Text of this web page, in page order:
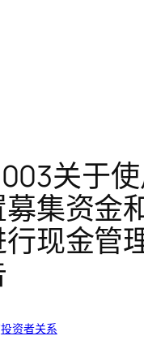
关于
集资金
现金管
投资者关系